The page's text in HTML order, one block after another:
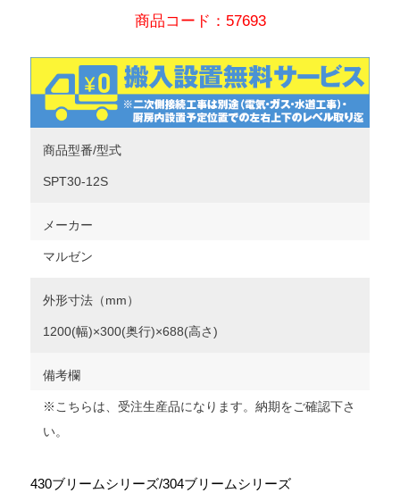
商品コード：57693
商品型番/型式
SPT30-12S
メーカー
マルゼン
外形寸法（mm）
1200(幅)×300(奥行)×688(高さ)
備考欄
※こちらは、受注生産品になります。納期をご確認下さ
い。
430ブリームシリーズ/304ブリームシリーズ